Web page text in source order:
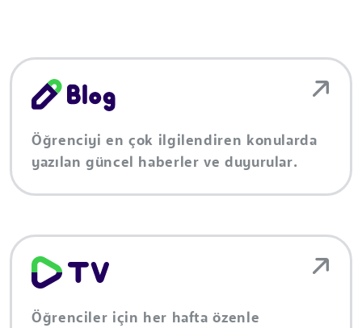
Öğrenciyi en çok ilgilendiren konularda
yazılan güncel haberler ve duyurular.
Öğrenciler için her hafta özenle